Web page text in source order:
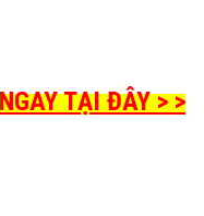
TẠI ĐÂY > >